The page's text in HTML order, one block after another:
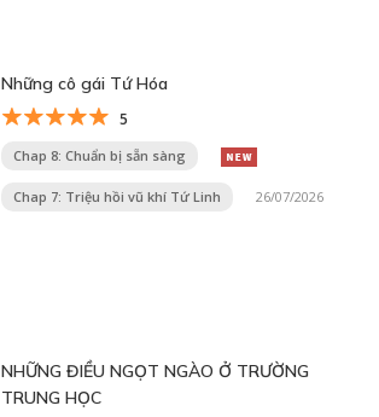
Những cô gái Tứ Hóa
5
Chap 8: Chuẩn bị sẵn sàng
Chap 7: Triệu hồi vũ khí Tứ Linh 26/07/2026
NHỮNG ĐIỀU NGỌT NGÀO Ở TRƯỜNG
TRUNG HỌC